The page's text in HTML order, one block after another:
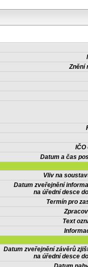
Znění
IČO
Datum a čas
Vliv na
Datum zveřejnění
na úřední desce
Termín pro
Text
Datum zveřejnění závěrů
na úřední desce